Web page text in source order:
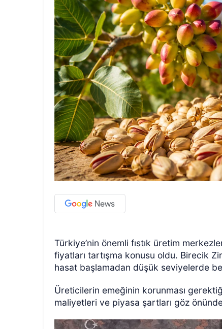
Türkiye’nin önemli fıstık üretim
fiyatları tartışma konusu oldu. Birecik
hasat başlamadan düşük seviyelerde
Üreticilerin emeğinin korunması
maliyetleri ve piyasa şartları göz